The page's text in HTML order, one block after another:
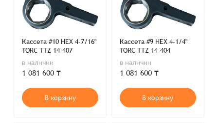
Кассета #10 HEX 4-7/16"
TORC TTZ 14-407
в наличии
1 081 600 ₸
В корзину
Кассета #9 HEX 4-1/4"
TORC TTZ 14-404
в наличии
1 081 600 ₸
В корзину